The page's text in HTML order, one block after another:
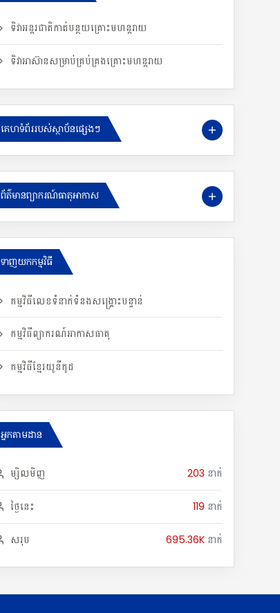
ទិវាអន្តរជាតិកាត់បន្ថយគ្រោះមហន្តរាយ
ទិវាអាស៊ានសម្រាប់គ្រប់គ្រងគ្រោះមហន្តរាយ
គេហទំព័ររបស់ស្ថាប័នផ្សេងៗ
ព័ត៌មានព្យាករណ៍ធាតុអាកាស
ទាញយកកម្មវិធី
កម្មវិធីលេខទំនាក់ទំនងសង្រ្គោះបន្ទាន់
កម្មវិធីព្យាករណ៍អាកាសធាតុ
កម្មវិធីខ្មែរយូនីកូដ
អ្នកតាមដាន
ម្សិលមិញ 203 នាក់
ថ្ងៃនេះ 119 នាក់
សរុប 695.36K នាក់